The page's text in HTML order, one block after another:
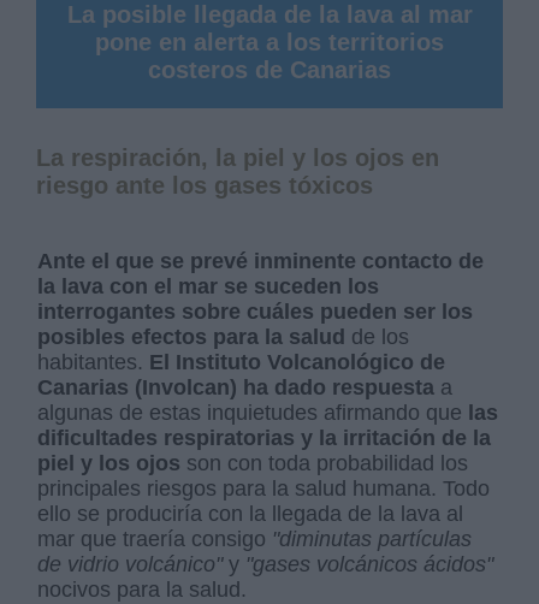
La posible llegada de la lava al mar
pone en alerta a los territorios
costeros de Canarias
La respiración, la piel y los ojos en
riesgo ante los gases tóxicos
Ante el que se prevé inminente contacto de
la lava con el mar se suceden los
interrogantes sobre cuáles pueden ser los
posibles efectos para la salud de los
habitantes. El Instituto Volcanológico de
Canarias (Involcan) ha dado respuesta a
algunas de estas inquietudes afirmando que las
dificultades respiratorias y la irritación de la
piel y los ojos son con toda probabilidad los
principales riesgos para la salud humana. Todo
ello se produciría con la llegada de la lava al
mar que traería consigo "diminutas partículas
de vidrio volcánico"y "gases volcánicos ácidos"
nocivos para la salud.